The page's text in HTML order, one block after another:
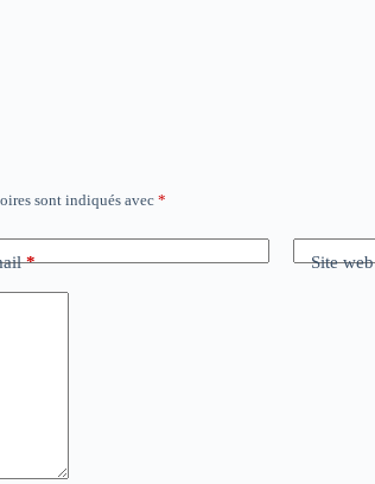
sont indiqués avec *
* Site web